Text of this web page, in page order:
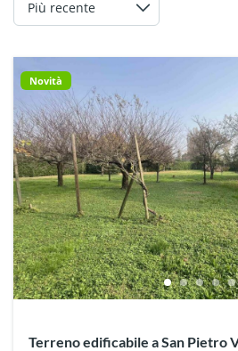
Novità
Terreno edificabile a San Pietro